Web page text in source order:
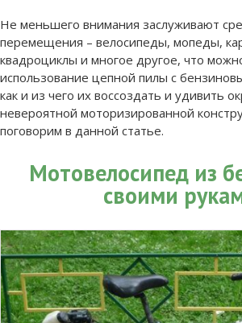
Не меньшего внимания заслуживают
перемещения – велосипеды, мопеды,
квадроциклы и многое другое, что
использование цепной пилы с
как и из чего их воссоздать и удивить
невероятной моторизированной
поговорим в данной статье.
Мотовелосипед из
своими